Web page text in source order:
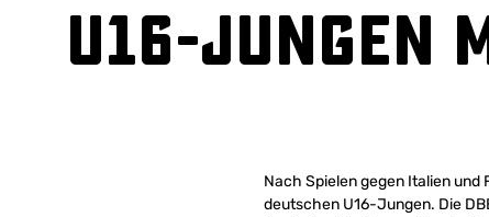
U16-
Nach Spielen gegen Italien
deutschen U16-Jungen. Die